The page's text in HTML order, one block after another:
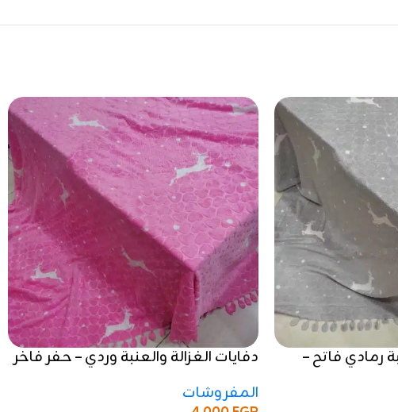
رمادي فاتح –
دفايات الغزالة والعنبة وردي – حفر فاخر
المفروشات